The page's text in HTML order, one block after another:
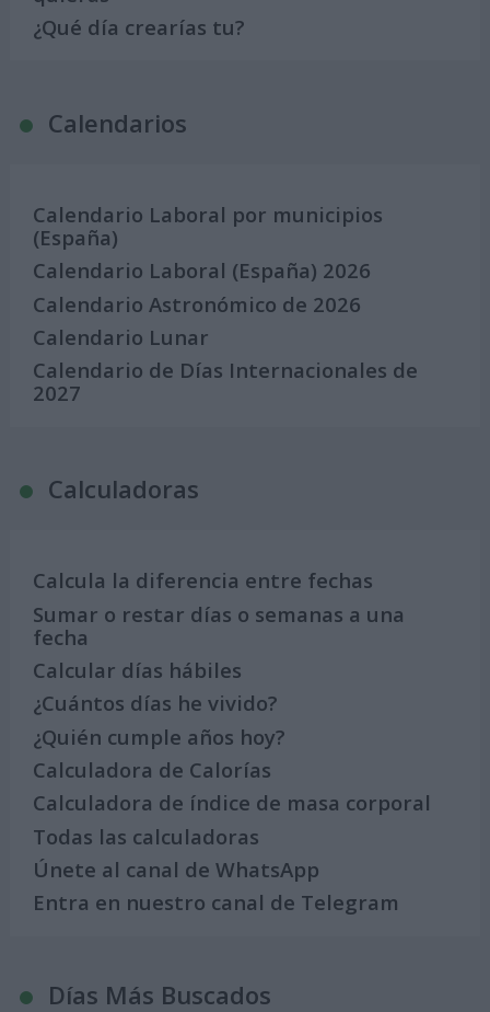
¿Qué día crearías tu?
Calendarios
Calendario Laboral por municipios
(España)
Calendario Laboral (España) 2026
Calendario Astronómico de 2026
Calendario Lunar
Calendario de Días Internacionales de
2027
Calculadoras
Calcula la diferencia entre fechas
Sumar o restar días o semanas a una
fecha
Calcular días hábiles
¿Cuántos días he vivido?
¿Quién cumple años hoy?
Calculadora de Calorías
Calculadora de índice de masa corporal
Todas las calculadoras
Únete al canal de WhatsApp
Entra en nuestro canal de Telegram
Días Más Buscados